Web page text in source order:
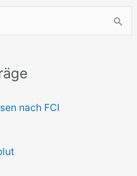
nach FCI